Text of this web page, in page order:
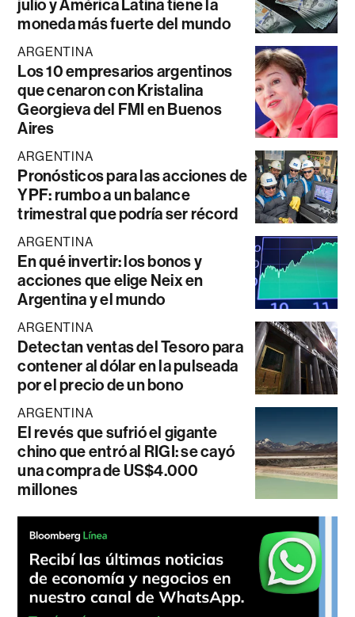
julio y América Latina tiene la
moneda más fuerte del mundo
ARGENTINA
Los 10 empresarios argentinos
que cenaron con Kristalina
Georgieva del FMI en Buenos
Aires
ARGENTINA
Pronósticos para las acciones de
YPF: rumbo a un balance
trimestral que podría ser récord
ARGENTINA
En qué invertir: los bonos y
acciones que elige Neix en
Argentina y el mundo
ARGENTINA
Detectan ventas del Tesoro para
contener al dólar en la pulseada
por el precio de un bono
ARGENTINA
El revés que sufrió el gigante
chino que entró al RIGI: se cayó
una compra de US$4.000
millones